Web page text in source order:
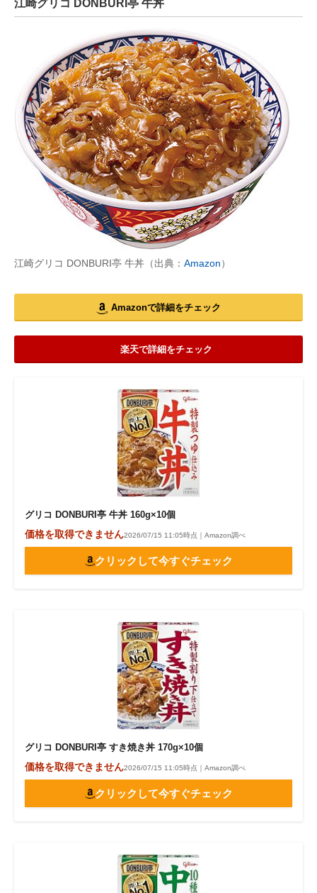
江崎グリコ DONBURI亭 牛丼
江崎グリコ DONBURI亭 牛丼（出典： Amazon）
Amazonで詳細をチェック
楽天で詳細をチェック
グリコ DONBURI亭 牛丼 160g×10個
価格を取得できません2026/07/15 11:05時点｜Amazon調べ
クリックして今すぐチェック
グリコ DONBURI亭 すき焼き丼 170g×10個
価格を取得できません2026/07/15 11:05時点｜Amazon調べ
クリックして今すぐチェック